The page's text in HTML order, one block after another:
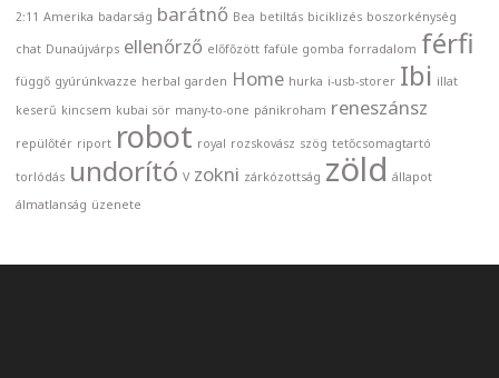
2:11 Amerika badarság barátnő Bea betiltás biciklizés boszorkénység
chat Dunaújvárps ellenőrző előfőzött fafüle gomba forradalom férfi
függő gyúrúnkvazze herbal garden Home hurka i-usb-storer Ibi illat
keserű kincsem kubai sör many-to-one pánikroham reneszánsz
repülőtér riport robot royal rozskovász szög tetőcsomagtartó
torlódás undorító V zokni zárkózottság zöld állapot
álmatlanság üzenete